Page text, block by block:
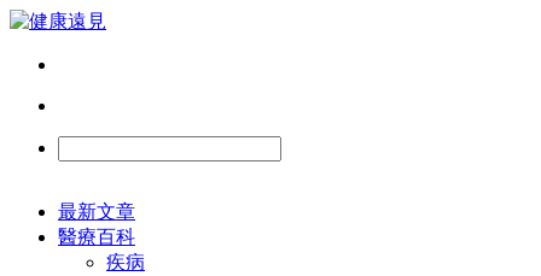
最新文章
醫療百科
疾病